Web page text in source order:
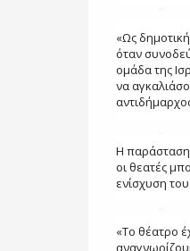
«Ως
όταν
ομάδα της
να
Η παράσταση
οι θεατές
ενίσχυση
«Το θέατρο